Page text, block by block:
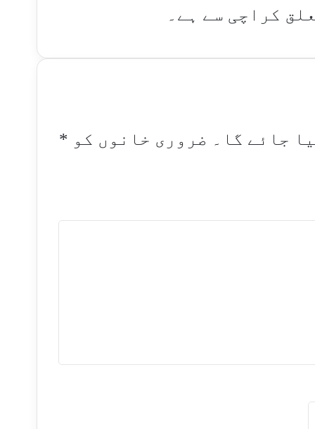
کراچی سے ہے۔
جائے گا۔ ضروری خانوں کو *